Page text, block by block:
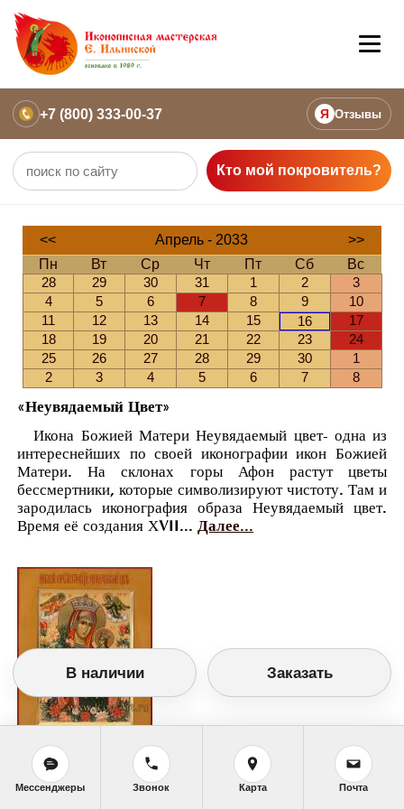
+7 (800) 333-00-37 Я Отзывы
Кто мой покровитель?
<< Апрель - 2033
>>
Пн
Вт Ср Чт Пт Сб
Вс
28
29 30 31 1 2
3
4
5 6 7 8 9
10
11
12 13 14 15 16
17
18
19 20 21 22 23
24
25
26 27 28 29 30
1
2
3 4 5 6 7 8
«Неувядаемый Цвет»
Икона Божией Матери Неувядаемый цвет- одна из
интереснейших по своей иконографии икон Божией
Матери. На склонах горы Афон растут цветы
бессмертники, которые символизируют чистоту. Там и
зародилась иконография образа Неувядаемый цвет.
Время её создания ХVII... Далее...
Православный календарь
<<Суббота, 16 Апреля (3 Апреля по старому
В наличии Заказать
Мессенджеры Звонок Карта Почта